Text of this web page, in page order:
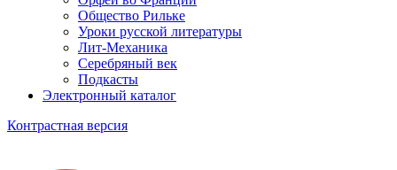
Общество Рильке
Уроки русской литературы
Лит-Механика
Серебряный век
Подкасты
Электронный каталог
Контрастная версия